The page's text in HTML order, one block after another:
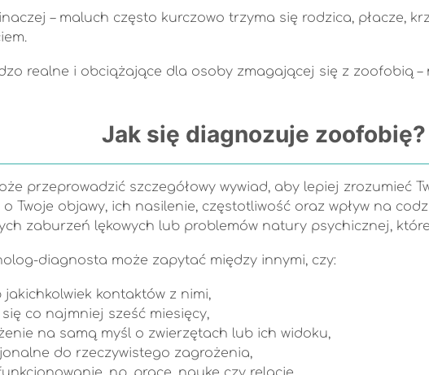
– maluch często kurczowo trzyma się rodzica, płacze,
realne i obciążające dla osoby zmagającej się z zoofobią
Jak się diagnozuje zoofobię?
przeprowadzić szczegółowy wywiad, aby lepiej zrozumieć
Twoje objawy, ich nasilenie, częstotliwość oraz wpływ na
zaburzeń lękowych lub problemów natury psychicznej,
diagnosta może zapytać między innymi, czy:
kontaktów z nimi,
co najmniej sześć miesięcy,
na samą myśl o zwierzętach lub ich widoku,
do rzeczywistego zagrożenia,